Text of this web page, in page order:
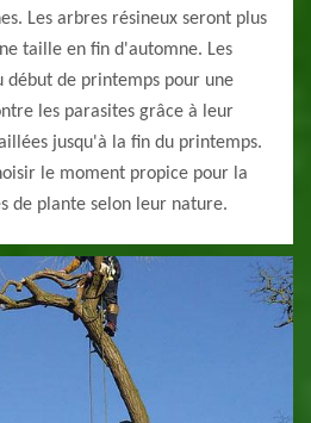
Les arbres résineux seront plus
taille en fin d'automne. Les
début de printemps pour une
les parasites grâce à leur
jusqu'à la fin du printemps.
le moment propice pour la
de plante selon leur nature.